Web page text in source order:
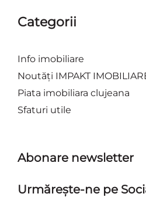
Categorii
Info imobiliare
Noutăți IMPAKT
Piata imobiliara clujeana
Sfaturi utile
Abonare newsletter
Urmărește-ne pe